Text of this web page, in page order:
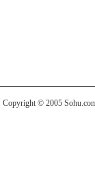
Copyright © 2005